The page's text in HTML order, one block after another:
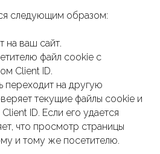
следующим образом:
на ваш сайт.
файл cookie с
Client ID.
переходит на другую
текущие файлы cookie и
ID. Если его удается
что просмотр страницы
и тому же посетителю.